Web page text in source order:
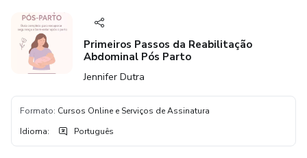
Primeiros Passos da Reabilitação
Abdominal Pós Parto
Jennifer Dutra
Formato: Cursos Online e Serviços de Assinatura
Idioma: Português